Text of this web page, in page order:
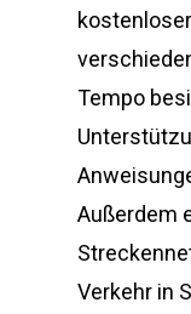
Tempo
Außerdem
Verkehr in